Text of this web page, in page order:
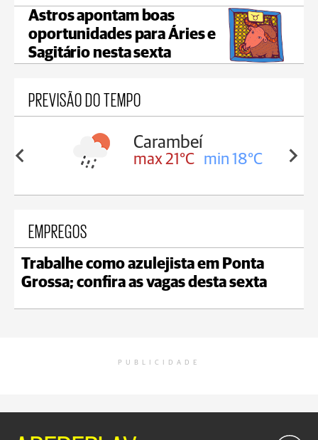
Astros apontam boas
oportunidades para Áries e
Sagitário nesta sexta
PREVISÃO DO TEMPO
18°C
Carambeí
max 21°C min 18°C
EMPREGOS
Trabalhe como azulejista em Ponta
Grossa; confira as vagas desta sexta
PUBLICIDADE